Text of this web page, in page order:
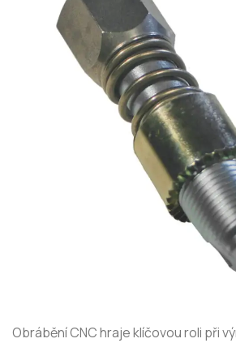
Obrábění CNC hraje klíčovou roli při